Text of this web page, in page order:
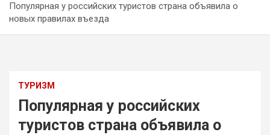
Популярная у российских туристов страна объявила о
новых правилах въезда
ТУРИЗМ
Популярная у российских
туристов страна объявила о